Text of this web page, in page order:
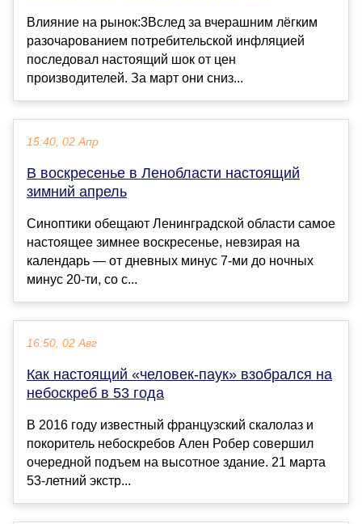
Влияние на рынок:3Вслед за вчерашним лёгким
разочарованием потребительской инфляцией
последовал настоящий шок от цен
производителей. За март они сниз...
15:40, 02 Апр
В воскресенье в Ленобласти настоящий
зимний апрель
Синоптики обещают Ленинградской области самое
настоящее зимнее воскресенье, невзирая на
календарь — от дневных минус 7-ми до ночных
минус 20-ти, со с...
16:50, 02 Авг
Как настоящий «человек-паук» взобрался на
небоскреб в 53 года
В 2016 году известный французский скалолаз и
покоритель небоскребов Ален Робер совершил
очередной подъем на высотное здание. 21 марта
53-летний экстр...